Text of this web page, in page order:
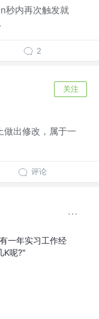
秒内再次触发就
2
关注
做出修改，属于一
评论
一年实习工作经
K呢?"